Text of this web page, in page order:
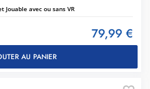
Jouable avec ou sans VR
79,99 €
AU PANIER